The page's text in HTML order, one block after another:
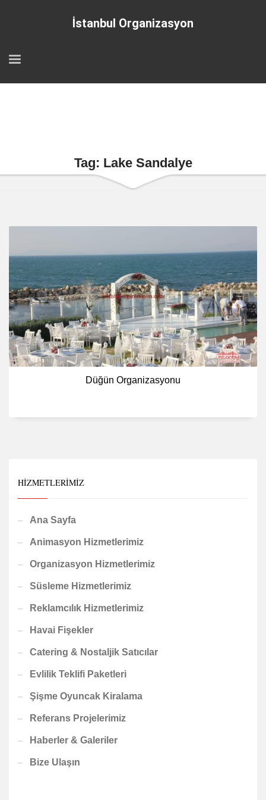
İstanbul Organizasyon
Tag: Lake Sandalye
Düğün Organizasyonu
HIZMETLERIMIZ
Ana Sayfa
Animasyon Hizmetlerimiz
Organizasyon Hizmetlerimiz
Süsleme Hizmetlerimiz
Reklamcılık Hizmetlerimiz
Havai Fişekler
Catering & Nostaljik Satıcılar
Evlilik Teklifi Paketleri
Şişme Oyuncak Kiralama
Referans Projelerimiz
Haberler & Galeriler
Bize Ulaşın